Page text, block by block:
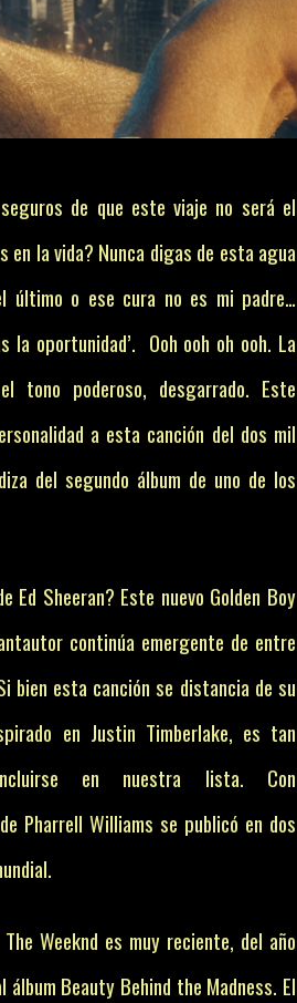
seguros de que este viaje no será el
la vida? Nunca digas de esta agua
último o ese cura no es mi padre…
la oportunidad’. Ooh ooh oh ooh. La
poderoso, desgarrado. Este
a esta canción del dos mil
del segundo álbum de uno de los
Ed Sheeran? Este nuevo Golden Boy
continúa emergente de entre
bien esta canción se distancia de su
en Justin Timberlake, es tan
en nuestra lista. Con
Pharrell Williams se publicó en dos
Weeknd es muy reciente, del año
Beauty Behind the Madness. El